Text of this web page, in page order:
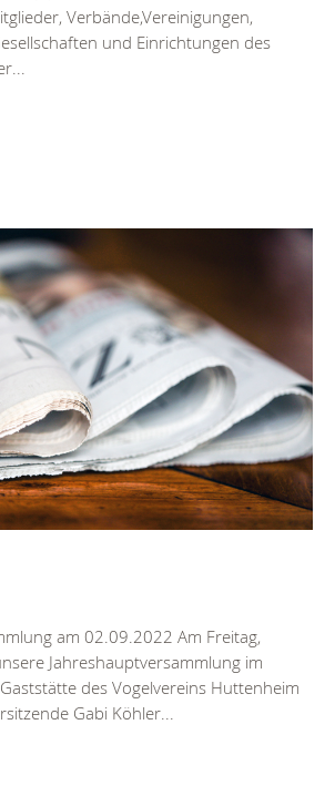
Verbände,Vereinigungen,
und Einrichtungen des
am 02.09.2022 Am Freitag,
Jahreshauptversammlung im
des Vogelvereins Huttenheim
Gabi Köhler...